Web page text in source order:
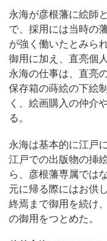
永海が彦根藩に絵師
で、採用には当時の
が強く働いたとみら
御用に加え、直亮個
永海の仕事は、直亮
保存箱の蒔絵の下絵
く、絵画購入の仲介
る。
永海は基本的に江戸
江戸での出版物の挿
ら、彦根藩専属では
元に帰る際にはお供
終焉まで御用を続け
の御用をつとめた。